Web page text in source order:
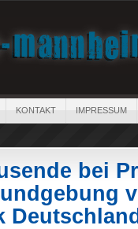
KONTAKT IMPRESSUM
bei